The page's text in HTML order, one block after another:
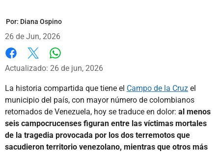
Por: Diana Ospino
26 de Jun, 2026
Facebook
X
Actualizado: 26 de jun, 2026
La historia compartida que tiene el Campo de la Cruz el
municipio del país, con mayor número de colombianos
retornados de Venezuela, hoy se traduce en dolor: al menos
seis campocrucenses figuran entre las víctimas mortales
de la tragedia provocada por los dos terremotos que
sacudieron territorio venezolano, mientras que otros más